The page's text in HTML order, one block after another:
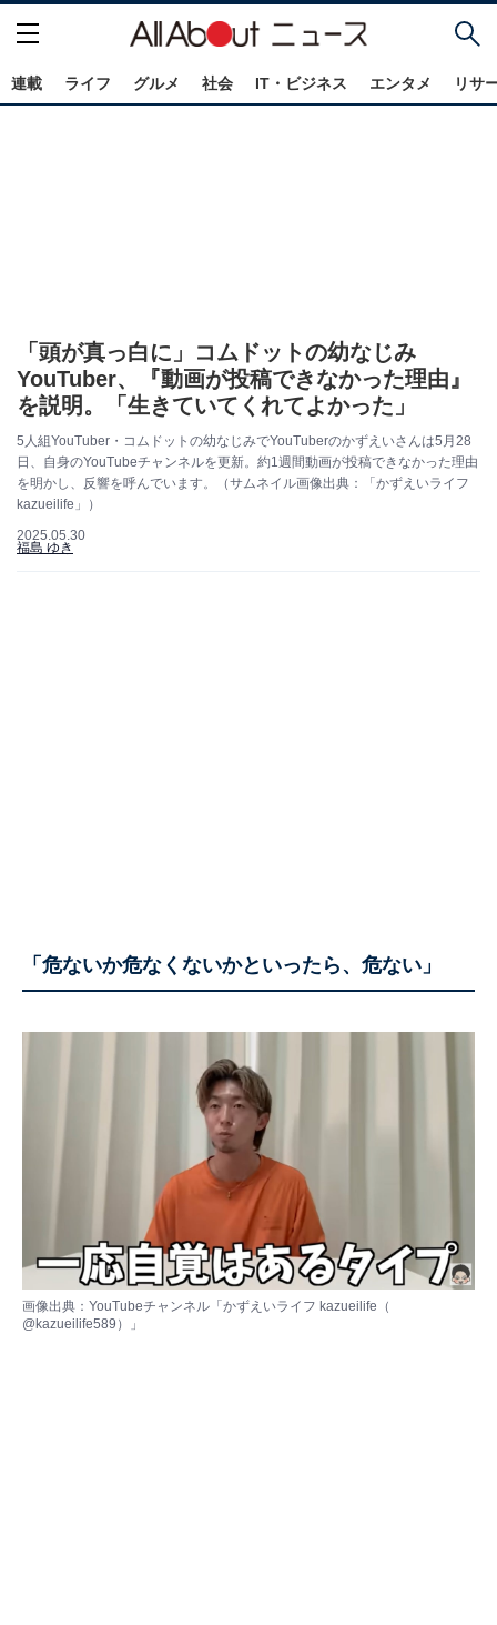
連載 ライフ グルメ 社会 IT・ビジネス エンタメ リサ
「頭が真っ白に」コムドットの幼なじみ
YouTuber、『動画が投稿できなかった理由』
を説明。「生きていてくれてよかった」
5人組YouTuber・コムドットの幼なじみでYouTuberのかずえいさんは5月28
日、自身のYouTubeチャンネルを更新。約1週間動画が投稿できなかった理由
を明かし、反響を呼んでいます。（サムネイル画像出典：「かずえいライフ
kazueilife」）
2025.05.30
福島 ゆき
「危ないか危なくないかといったら、危ない」
画像出典：YouTubeチャンネル「かずえいライフ kazueilife（
@kazueilife589 ）」